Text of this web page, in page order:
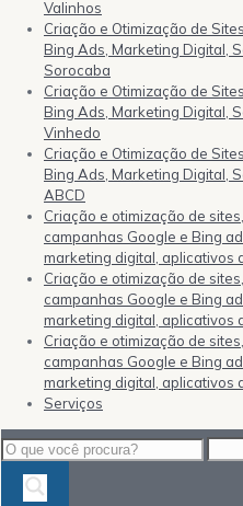
Valinhos
Criação e Otimização de
Bing Ads, Marketing Digital,
Sorocaba
Criação e Otimização de
Bing Ads, Marketing Digital,
Vinhedo
Criação e Otimização de
Bing Ads, Marketing Digital,
ABCD
Criação e otimização de
campanhas Google e Bing
marketing digital, aplicativos
Criação e otimização de
campanhas Google e Bing
marketing digital, aplicativos
Criação e otimização de
campanhas Google e Bing
marketing digital, aplicativos
Serviços